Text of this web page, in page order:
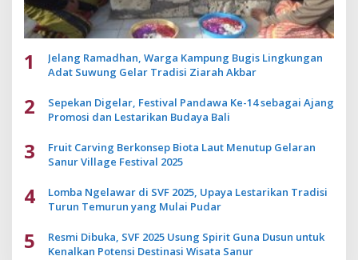
1
Jelang Ramadhan, Warga Kampung Bugis Lingkungan
Adat Suwung Gelar Tradisi Ziarah Akbar
2
Sepekan Digelar, Festival Pandawa Ke-14 sebagai Ajang
Promosi dan Lestarikan Budaya Bali
3
Fruit Carving Berkonsep Biota Laut Menutup Gelaran
Sanur Village Festival 2025
4
Lomba Ngelawar di SVF 2025, Upaya Lestarikan Tradisi
Turun Temurun yang Mulai Pudar
5
Resmi Dibuka, SVF 2025 Usung Spirit Guna Dusun untuk
Kenalkan Potensi Destinasi Wisata Sanur